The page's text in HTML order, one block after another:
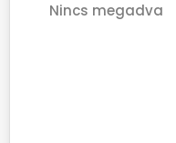
Nincs megadva